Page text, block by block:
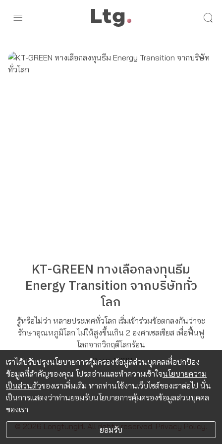
KT-GREEN ทางเลือกลงทุนธีม
Energy Transition จากบริษัททั่ว
โลก
รู้หรือไม่ว่า หลายประเทศทั่วโลก เริ่มเข้าร่วมข้อตกลงกันว่าจะ
รักษาอุณหภูมิโลก ไม่ให้สูงขึ้นเกิน 2 องศาเซลเซียส เพื่อฟื้นฟู
โลกจากวิกฤติโลกร้อน
10 ม.ค. 2023
© 2026 Longtungirl. All rights reserved. Privacy Policy.
เราได้ปรับปรุงนโยบายการคุ้มครองข้อมูลส่วนบุคคลเพื่อปกป้อง
ข้อมูลที่สำคัญของคุณ โปรดอ่านและทำความเข้าใจนโยบายความ
เป็นส่วนตัวของเราเพิ่มเติม หากท่านใช้งานเว็บไซต์ของเราต่อไป นั่น
เป็นการแสดงว่าท่านยอมรับนโยบายการคุ้มครองข้อมูลส่วนบุคคล
ของเรา
ยอมรับ